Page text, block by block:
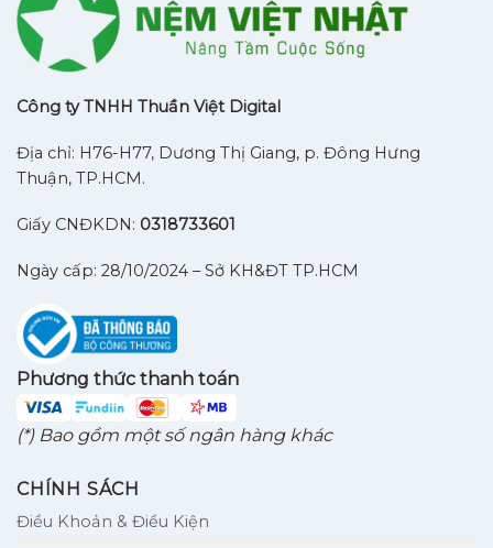
Công ty TNHH Thuần Việt Digital
Địa chỉ: H76-H77, Dương Thị Giang, p. Đông Hưng
Thuận, TP.HCM.
Giấy CNĐKDN: 0318733601
Ngày cấp: 28/10/2024 – Sở KH&ĐT TP.HCM
Phương thức thanh toán
(*) Bao gồm một số ngân hàng khác
CHÍNH SÁCH
Điều Khoản & Điều Kiện